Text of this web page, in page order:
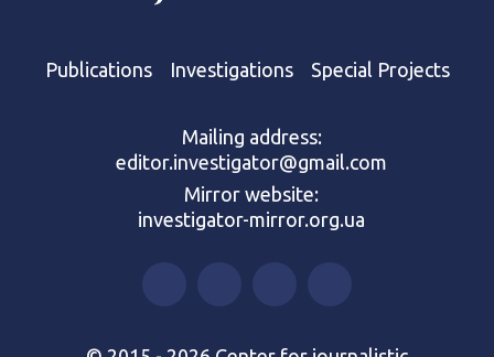
Publications Investigations Special Projects
Mailing address:
editor.investigator@gmail.com
Mirror website:
investigator-mirror.org.ua